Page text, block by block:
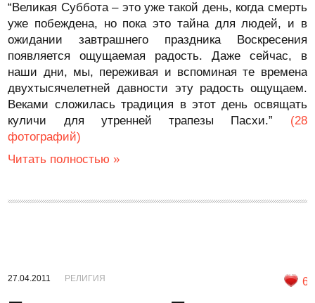
“Великая Суббота – это уже такой день, когда смерть
уже побеждена, но пока это тайна для людей, и в
ожидании завтрашнего праздника Воскресения
появляется ощущаемая радость. Даже сейчас, в
наши дни, мы, переживая и вспоминая те времена
двухтысячелетней давности эту радость ощущаем.
Веками сложилась традиция в этот день освящать
куличи для утренней трапезы Пасхи.” (28
фотографий)
Читать полностью »
27.04.2011 РЕЛИГИЯ 6